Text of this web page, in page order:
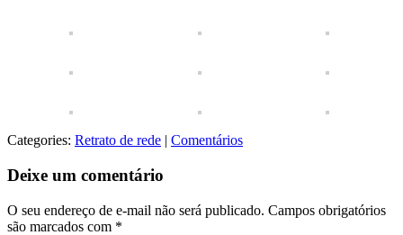
Categories: Retrato de rede | Comentários
Deixe um comentário
O seu endereço de e-mail não será publicado. Campos obrigatórios
são marcados com *